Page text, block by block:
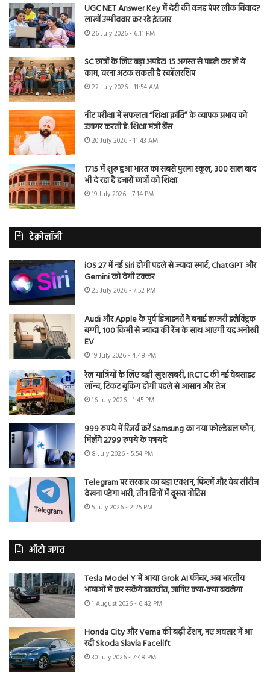
UGC NET Answer Key में देरी की वजह पेपर लीक विवाद?
लाखों उम्मीदवार कर रहे इंतजार
26 July 2026 - 6:11 PM
SC छात्रों के लिए बड़ा अपडेट! 15 अगस्त से पहले कर लें ये
काम, वरना अटक सकती है स्कॉलरशिप
22 July 2026 - 11:54 AM
नीट परीक्षा में सफलता “शिक्षा क्रांति” के व्यापक प्रभाव को
उजागर करती है: शिक्षा मंत्री बैंस
20 July 2026 - 11:43 AM
1715 में शुरू हुआ भारत का सबसे पुराना स्कूल, 300 साल बाद
भी दे रहा है हजारों छात्रों को शिक्षा
19 July 2026 - 7:14 PM
टेक्नोलॉजी
iOS 27 में नई Siri होगी पहले से ज्यादा स्मार्ट, ChatGPT और
Gemini को देगी टक्कर
25 July 2026 - 7:52 PM
Audi और Apple के पूर्व डिजाइनरों ने बनाई लग्जरी इलेक्ट्रिक
बग्गी, 100 किमी से ज्यादा की रेंज के साथ आएगी यह अनोखी
EV
19 July 2026 - 4:48 PM
रेल यात्रियों के लिए बड़ी खुशखबरी, IRCTC की नई वेबसाइट
लॉन्च, टिकट बुकिंग होगी पहले से आसान और तेज
16 July 2026 - 1:45 PM
999 रुपये में रिजर्व करें Samsung का नया फोल्डेबल फोन,
मिलेंगे 2799 रुपये के फायदे
8 July 2026 - 5:54 PM
Telegram पर सरकार का बड़ा एक्शन, फिल्में और वेब सीरीज
देखना पड़ेगा भारी, तीन दिनों में दूसरा नोटिस
5 July 2026 - 2:25 PM
ऑटो जगत
Tesla Model Y में आया Grok AI फीचर, अब भारतीय
भाषाओं में कर सकेंगे बातचीत, जानिए क्या-क्या बदलेगा
1 August 2026 - 6:42 PM
Honda City और Verna की बढ़ी टेंशन, नए अवतार में आ
रही Skoda Slavia Facelift
30 July 2026 - 7:48 PM